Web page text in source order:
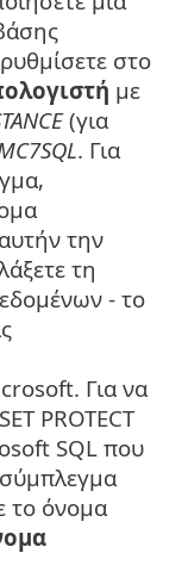
στο
με
(για
. Για
την
τη
- το
Για να
PROTECT
SQL που
σύμπλεγμα
το όνομα